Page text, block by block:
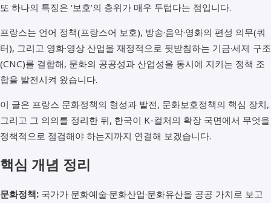
또 하나의 특징은 ‘보호’의 층위가 매우 두텁다는 점입니다.
프랑스는 언어 정책(프랑스어 보호), 방송·음악·영화의 편성 의무(쿼
터), 그리고 영화·영상 산업을 재정적으로 뒷받침하는 기금·세제 구조
(CNC)를 결합해, 문화의 공공성과 산업성을 동시에 지키는 정책 조
합을 발전시켜 왔습니다.
이 글은 프랑스 문화정책의 형성과 발전, 문화보호정책의 핵심 장치,
그리고 그 의의를 정리한 뒤, 한국이 K-컬처의 확장 국면에서 무엇을
정책적으로 점검해야 하는지까지 연결해 보겠습니다.
핵심 개념 정리
문화정책: 국가가 문화예술·문화산업·문화유산을 공공 가치로 보고